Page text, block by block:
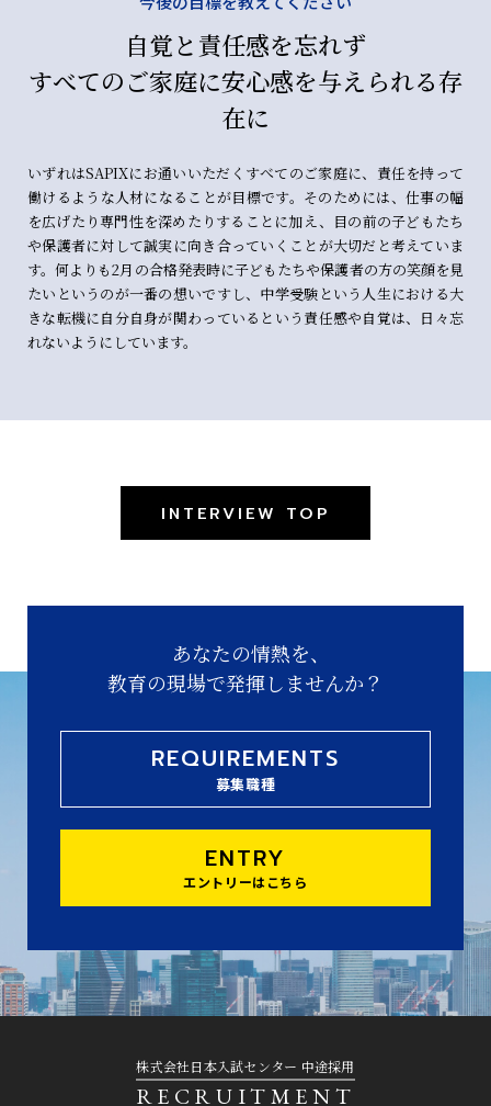
自覚と責任感を忘れず
すべてのご家庭に安心感を与えられる存
在に
いずれはSAPIXにお通いいただくすべてのご家庭に、責任を持って
働けるような人材になることが目標です。そのためには、仕事の幅
を広げたり専門性を深めたりすることに加え、目の前の子どもたち
や保護者に対して誠実に向き合っていくことが大切だと考えていま
す。何よりも2月の合格発表時に子どもたちや保護者の方の笑顔を見
たいというのが一番の想いですし、中学受験という人生における大
きな転機に自分自身が関わっているという責任感や自覚は、日々忘
れないようにしています。
INTERVIEW TOP
あなたの情熱を、
教育の現場で発揮しませんか？
REQUIREMENTS
募集職種
ENTRY
エントリーはこちら
株式会社日本入試センター 中途採用
RECRUITMENT